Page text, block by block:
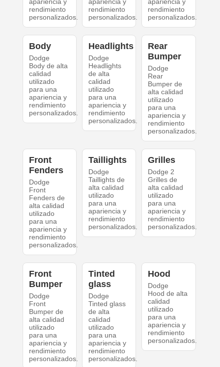
apariencia y
rendimiento
personalizados.
apariencia y
rendimiento
personalizados.
apariencia y
rendimiento
personalizados.
Body
Dodge
Body de alta
calidad
utilizado
para una
apariencia y
rendimiento
personalizados.
Headlights
Dodge
Headlights
de alta
calidad
utilizado
para una
apariencia y
rendimiento
personalizados.
Rear
Bumper
Dodge
Rear
Bumper de
alta calidad
utilizado
para una
apariencia y
rendimiento
personalizados.
Front
Fenders
Dodge
Front
Fenders de
alta calidad
utilizado
para una
apariencia y
rendimiento
personalizados.
Taillights
Dodge
Taillights de
alta calidad
utilizado
para una
apariencia y
rendimiento
personalizados.
Grilles
Dodge 2
Grilles de
alta calidad
utilizado
para una
apariencia y
rendimiento
personalizados.
Front
Bumper
Dodge
Front
Bumper de
alta calidad
utilizado
para una
apariencia y
rendimiento
personalizados.
Tinted
glass
Dodge
Tinted glass
de alta
calidad
utilizado
para una
apariencia y
rendimiento
personalizados.
Hood
Dodge
Hood de alta
calidad
utilizado
para una
apariencia y
rendimiento
personalizados.